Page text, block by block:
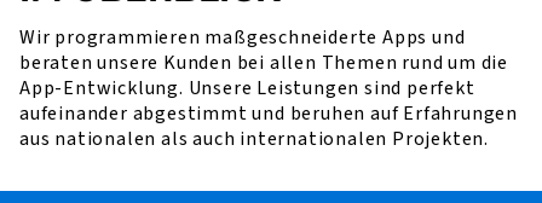
Wir programmieren maßgeschneiderte Apps und
beraten unsere Kunden bei allen Themen rund um die
App-Entwicklung. Unsere Leistungen sind perfekt
aufeinander abgestimmt und beruhen auf Erfahrungen
aus nationalen als auch internationalen Projekten.